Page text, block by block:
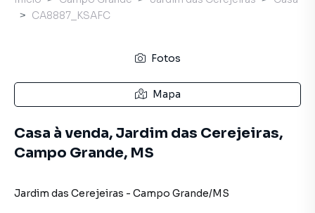
CA8887_KSAFC
Fotos
Mapa
Casa à venda, Jardim das Cerejeiras,
Campo Grande, MS
Jardim das Cerejeiras - Campo Grande/MS